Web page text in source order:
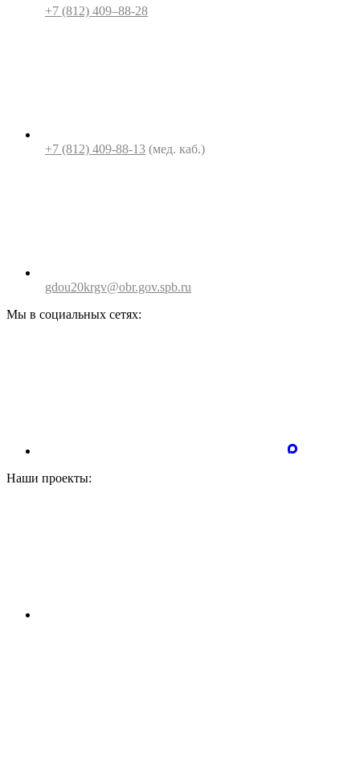
+7 (812) 409–88-28
+7 (812) 409-88-13 (мед. каб.)
gdou20krgv@obr.gov.spb.ru
Мы в социальных сетях:
Наши проекты: